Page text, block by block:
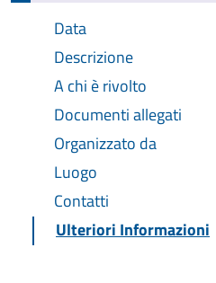
Data
Descrizione
A chi è rivolto
Documenti allegati
Organizzato da
Luogo
Contatti
Ulteriori Informazioni